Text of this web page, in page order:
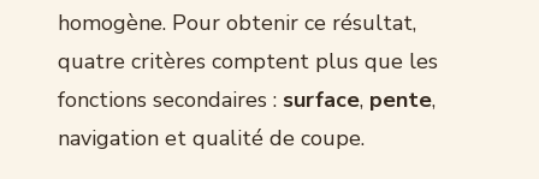
homogène. Pour obtenir ce résultat,
quatre critères comptent plus que les
fonctions secondaires : surface, pente,
navigation et qualité de coupe.